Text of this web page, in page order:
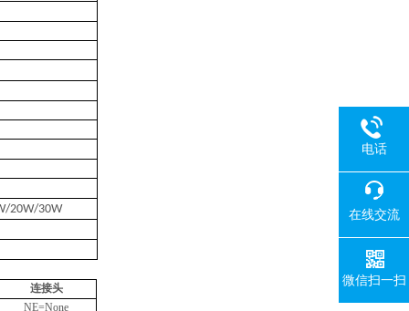
20W/30W
连接头
NE=None
电话
在线交流
微信扫一扫